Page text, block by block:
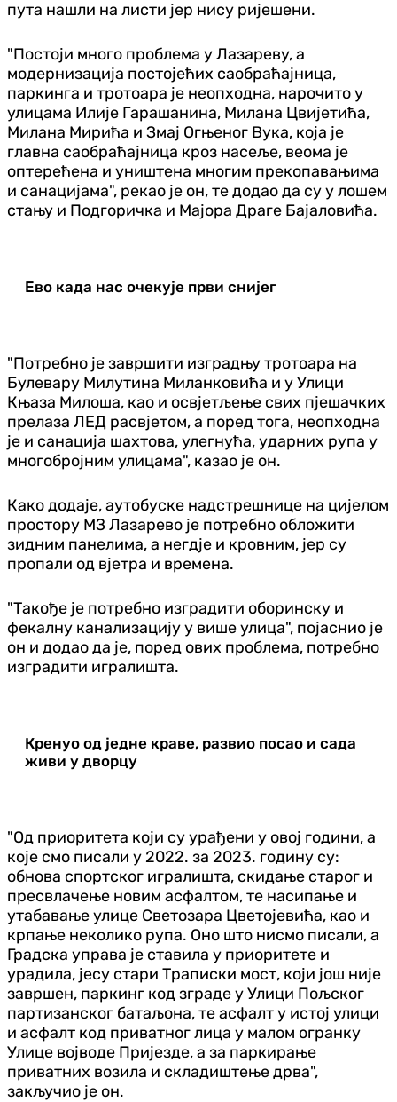
пута нашли на листи јер нису ријешени.
"Постоји много проблема у Лазареву, а
модернизација постојећих саобраћајница,
паркинга и тротоара је неопходна, нарочито у
улицама Илије Гарашанина, Милана Цвијетића,
Милана Мирића и Змај Огњеног Вука, која је
главна саобраћајница кроз насеље, веома је
оптерећена и уништена многим прекопавањима
и санацијама", рекао је он, те додао да су у лошем
стању и Подгоричка и Мајора Драге Бајаловића.
Ево када нас очекује први снијег
"Потребно је завршити изградњу тротоара на
Булевару Милутина Миланковића и у Улици
Књаза Милоша, као и освјетљење свих пјешачких
прелаза ЛЕД расвјетом, а поред тога, неопходна
је и санација шахтова, улегнућа, ударних рупа у
многобројним улицама", казао је он.
Како додаје, аутобуске надстрешнице на цијелом
простору МЗ Лазарево је потребно обложити
зидним панелима, а негдје и кровним, јер су
пропали од вјетра и времена.
"Такође је потребно изградити оборинску и
фекалну канализацију у више улица", појаснио је
он и додао да је, поред ових проблема, потребно
изградити игралишта.
Кренуо од једне краве, развио посао и сада
живи у дворцу
"Од приоритета који су урађени у овој години, а
које смо писали у 2022. за 2023. годину су:
обнова спортског игралишта, скидање старог и
пресвлачење новим асфалтом, те насипање и
утабавање улице Светозара Цветојевића, као и
крпање неколико рупа. Оно што нисмо писали, а
Градска управа је ставила у приоритете и
урадила, јесу стари Траписки мост, који још није
завршен, паркинг код зграде у Улици Пољског
партизанског батаљона, те асфалт у истој улици
и асфалт код приватног лица у малом огранку
Улице војводе Пријезде, а за паркирање
приватних возила и складиштење дрва",
закључио је он.